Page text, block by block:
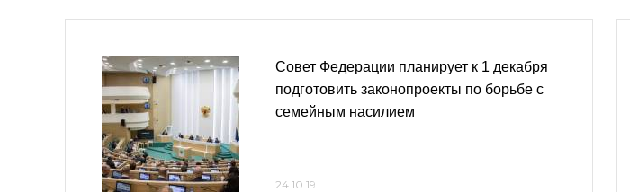
Совет Федерации планирует к 1 декабря
подготовить законопроекты по борьбе с
семейным насилием
24.10.19